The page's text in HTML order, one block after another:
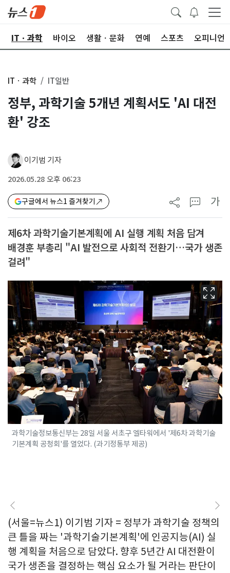
ITㆍ과학 바이오 생활ㆍ문화 연예 스포츠 오피니언
ITㆍ과학 IT일반
정부, 과학기술 5개년 계획서도 'AI 대전
환' 강조
이기범 기자
2026.05.28 오후 06:23
구글에서 뉴스1 즐겨찾기 가
제6차 과학기술기본계획에 AI 실행 계획 처음 담겨
배경훈 부총리 "AI 발전으로 사회적 전환기…국가 생존
걸려"
과학기술정보통신부는 28일 서울 서초구 엘타워에서 '제6차 과학기술
기본계획 공청회'를 열었다. (과기정통부 제공)
(서울=뉴스1) 이기범 기자 = 정부가 과학기술 정책의
큰 틀을 짜는 '과학기술기본계획'에 인공지능(AI) 실
행 계획을 처음으로 담았다. 향후 5년간 AI 대전환이
국가 생존을 결정하는 핵심 요소가 될 거라는 판단이